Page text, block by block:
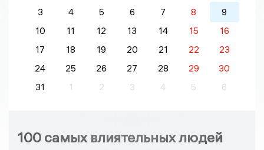
3 4 5 6 7 8
9
10
11 12 13 14 15
16
17
18 19 20 21 22
23
24
25 26 27 28 29
30
31
1 2 3 4 5 6
100 самых влиятельных людей